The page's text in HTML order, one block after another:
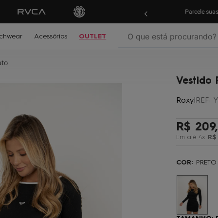
em até 10x sem juros! Aproveite! Parcele
Acessórios OUTLET
Vestido
Roxy| REF:
R$ 209,
Em até 4x R$
COR: PRETO
termos mais buscados
moletom
º
jaqueta
º
maio
boardshort
º
gorro
º
vestido